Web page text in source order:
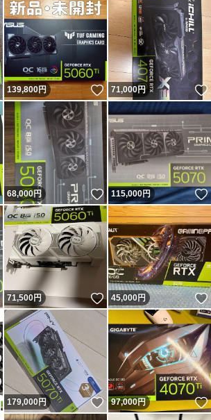
いいね！
139,800円 いいね！
71,000円
いいね！
68,000円 いいね！
115,000円
いいね！
71,500円 いいね！
45,000円
いいね！
179,000円 いいね！
97,000円